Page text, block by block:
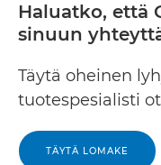
Haluatko, että
sinuun
Täytä oheinen
tuotespesialisti
TÄYTÄ LOMAKE